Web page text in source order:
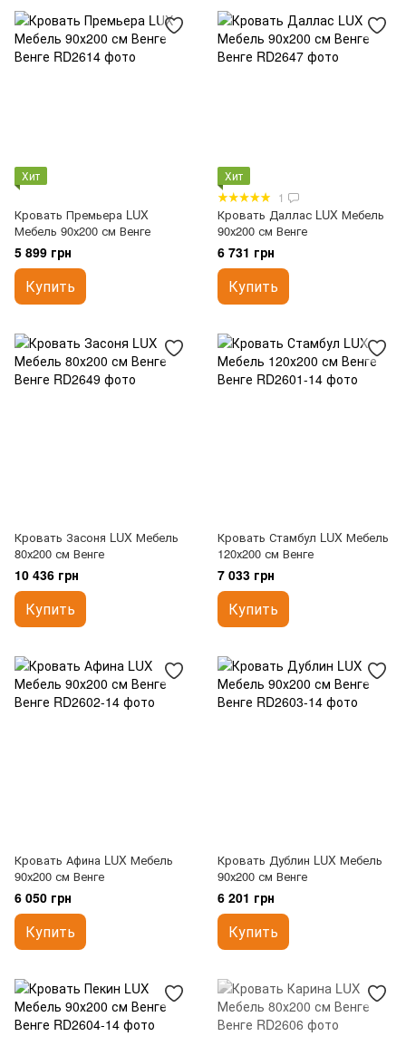
Хит
Кровать Премьера LUX
Мебель 90х200 см Венге
5 899 грн
Купить
Хит
1
Кровать Даллас LUX Мебель
90х200 см Венге
6 731 грн
Купить
Кровать Засоня LUX Мебель
80х200 см Венге
10 436 грн
Купить
Кровать Стамбул LUX Мебель
120х200 см Венге
7 033 грн
Купить
Кровать Афина LUX Мебель
90х200 см Венге
6 050 грн
Купить
Кровать Дублин LUX Мебель
90х200 см Венге
6 201 грн
Купить